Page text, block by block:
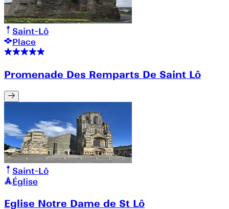
Saint-Lô
Place
Promenade Des Remparts De Saint Lô
Saint-Lô
Église
Eglise Notre Dame de St Lô